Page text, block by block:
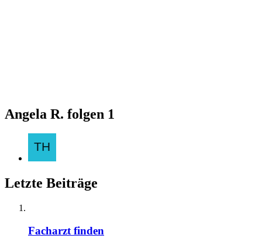
Angela R. folgen 1
Letzte Beiträge
Facharzt finden